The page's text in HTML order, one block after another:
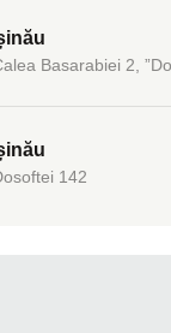
Basarabiei 2,
142